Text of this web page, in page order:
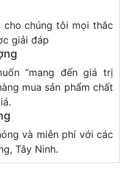
chúng tôi mọi thắc
giải đáp
“mang đến giá trị
mua sản phẩm chất
và miễn phí với các
Tây Ninh.